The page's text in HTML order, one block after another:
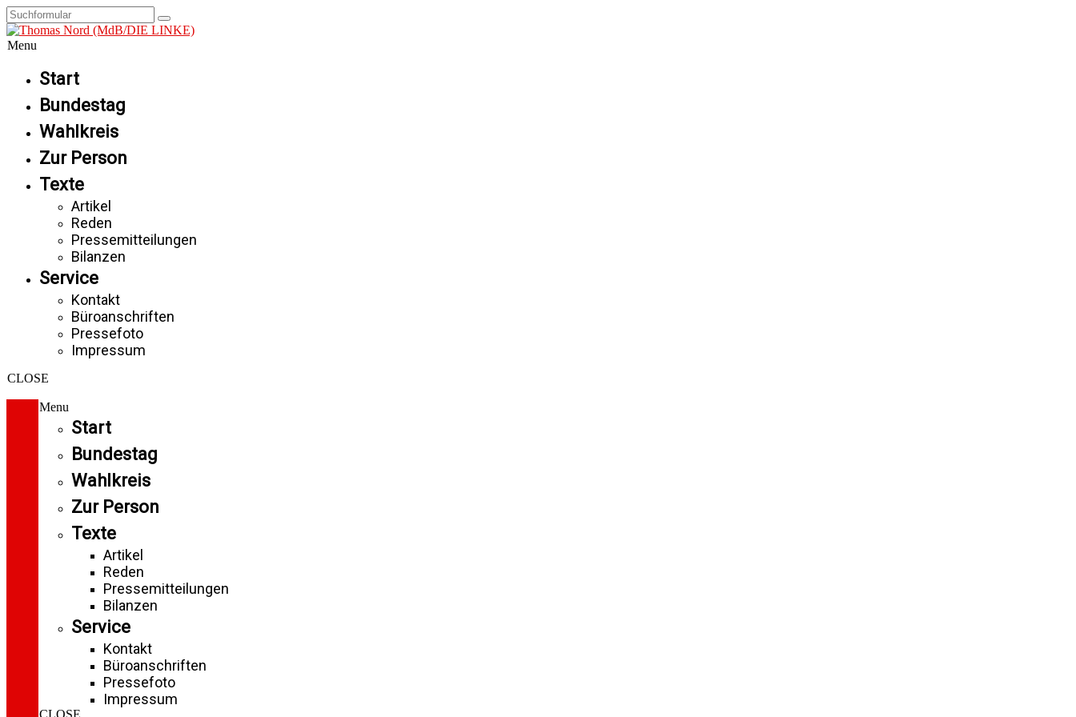
Menu
Start
Bundestag
Wahlkreis
Zur Person
Texte
Artikel
Reden
Pressemitteilungen
Bilanzen
Service
Kontakt
Büroanschriften
Pressefoto
Impressum
CLOSE
Menu
Start
Bundestag
Wahlkreis
Zur Person
Texte
Artikel
Reden
Pressemitteilungen
Bilanzen
Service
Kontakt
Büroanschriften
Pressefoto
Impressum
CLOSE